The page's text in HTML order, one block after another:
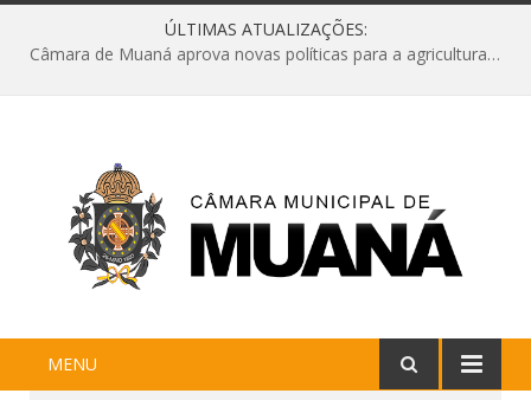
ÚLTIMAS ATUALIZAÇÕES:
Câmara de Muaná aprova novas políticas para a agricultura e solicita reforma da Ponte do Reduto
MENU